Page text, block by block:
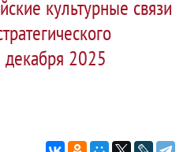
культурные связи
декабря 2025